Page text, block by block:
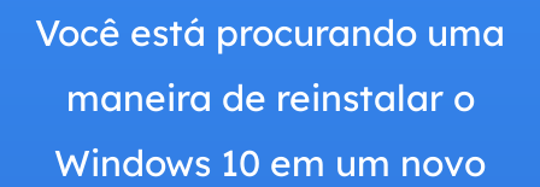
Você está procurando uma
maneira de reinstalar o
Windows 10 em um novo